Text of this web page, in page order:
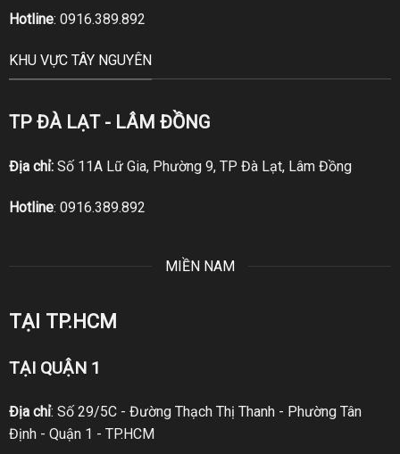
Hotline: 0916.389.892
KHU VỰC TÂY NGUYÊN
TP ĐÀ LẠT - LÂM ĐỒNG
Địa chỉ:Số 11A Lữ Gia, Phường 9, TP Đà Lạt, Lâm Đồng
Hotline: 0916.389.892
MIỀN NAM
TẠI TP.HCM
TẠI QUẬN 1
Địa chỉ: Số 29/5C - Đường Thạch Thị Thanh - Phường Tân
Định - Quận 1 - TP.HCM